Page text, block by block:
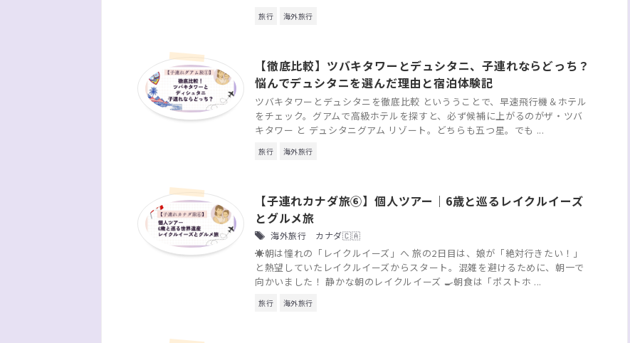
旅行 海外旅行
【徹底比較】ツバキタワーとデュシタニ、子連れならどっち？
悩んでデュシタニを選んだ理由と宿泊体験記
ツバキタワーとデュシタニを徹底比較 といううことで、早速飛行機＆ホテル
をチェック。グアムで高級ホテルを探すと、必ず候補に上がるのがザ・ツバ
キタワー と デュシタニグアム リゾート。どちらも五つ星。でも ...
旅行 海外旅行
【子連れカナダ旅⑥】個人ツアー｜6歳と巡るレイクルイーズ
とグルメ旅
海外旅行 カナダ🇨🇦
☀️朝は憧れの「レイクルイーズ」へ 旅の2日目は、娘が「絶対行きたい！」
と熱望していたレイクルイーズからスタート。混雑を避けるために、朝一で
向かいました！ 静かな朝のレイクルイーズ 🍳朝食は「ポストホ ...
旅行 海外旅行